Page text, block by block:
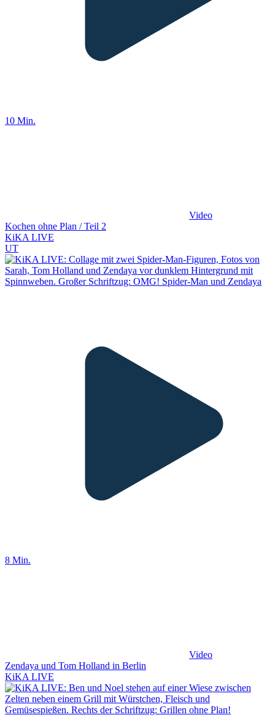
10 Min.
Video
Kochen ohne Plan / Teil 2
KiKA LIVE
UT
8 Min.
Video
Zendaya und Tom Holland in Berlin
KiKA LIVE